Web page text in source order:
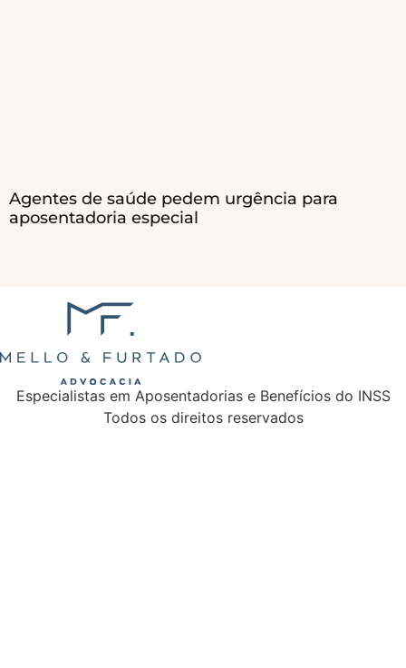
Agentes de saúde pedem urgência para
aposentadoria especial
Especialistas em Aposentadorias e Benefícios do INSS
Todos os direitos reservados